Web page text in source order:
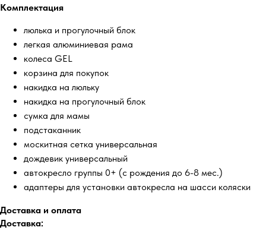
Комплектация
люлька и прогулочный блок
легкая алюминиевая рама
колеса GEL
корзина для покупок
накидка на люльку
накидка на прогулочный блок
сумка для мамы
подстаканник
москитная сетка универсальная
дождевик универсальный
автокресло группы 0+ (с рождения до 6-8 мес.)
адаптеры для установки автокресла на шасси коляски
Доставка и оплата
Доставка: